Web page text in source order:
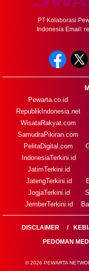
PT Kolaborasi
Indonesia Email:
Pewarta.co.id
RepublikIndonesia.net
WisataRakyat.com
SamudraPikiran.com
PelitaDigital.com
IndonesiaTerkini.id
JatimTerkini.id
JatengTerkini.id
JogjaTerkini.id
JemberTerkini.id
DISCLAIMER
PEDOMAN
© 2026 PEWARTA